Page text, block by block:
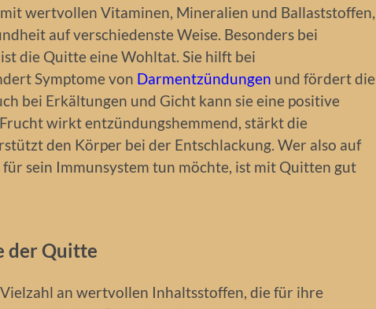
wertvollen Vitaminen, Mineralien und Ballaststoffen,
auf verschiedenste Weise. Besonders bei
die Quitte eine Wohltat. Sie hilft bei
Symptome von Darmentzündungen und fördert die
bei Erkältungen und Gicht kann sie eine positive
wirkt entzündungshemmend, stärkt die
den Körper bei der Entschlackung. Wer also auf
sein Immunsystem tun möchte, ist mit Quitten gut
der Quitte
an wertvollen Inhaltsstoffen, die für ihre